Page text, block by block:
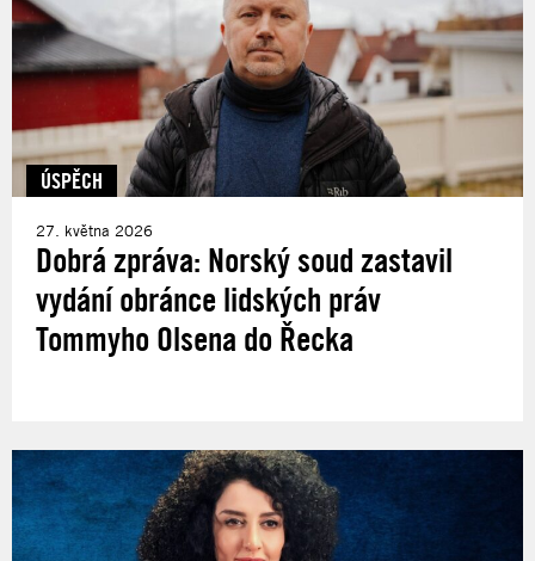
ÚSPĚCH
27. května 2026
Dobrá zpráva: Norský soud zastavil
vydání obránce lidských práv
Tommyho Olsena do Řecka